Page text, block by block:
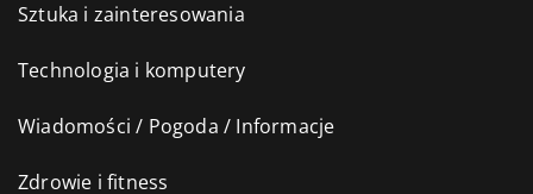
Sztuka i zainteresowania
Technologia i komputery
Wiadomości / Pogoda / Informacje
Zdrowie i fitness